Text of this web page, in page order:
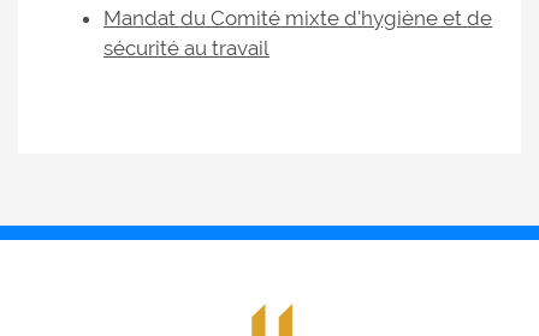
Mandat du Comité mixte d'hygiène et de
sécurité au travail